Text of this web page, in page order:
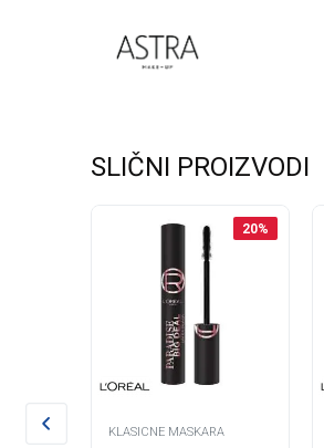
SLIČNI PROIZVODI
20%
KLASICNE MASKARA